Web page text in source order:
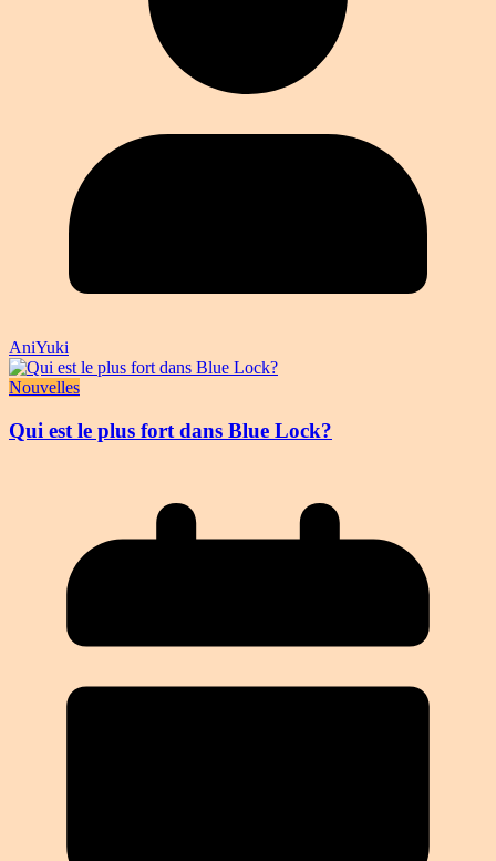
AniYuki
Nouvelles
Qui est le plus fort dans Blue Lock?